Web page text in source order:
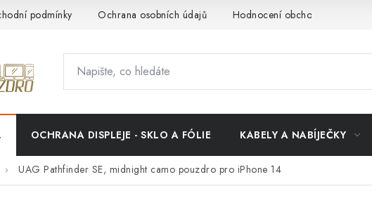
podmínky Ochrana osobních údajů Hodnocení obchodu
OCHRANA DISPLEJE - SKLO A FÓLIE KABELY A NABÍJEČKY
UAG Pathfinder SE, midnight camo pouzdro pro iPhone 14